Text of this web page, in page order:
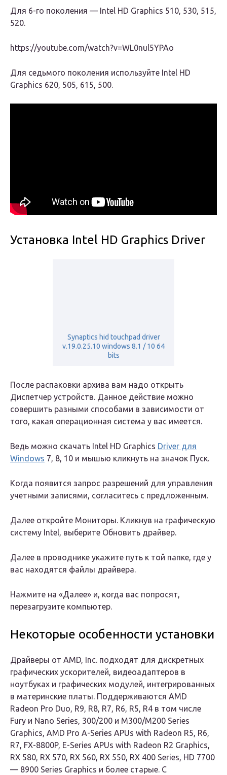
Для 6-го поколения — Intel HD Graphics 510, 530, 515,
520.
https://youtube.com/watch?v=WL0nul5YPAo
Для седьмого поколения используйте Intel HD
Graphics 620, 505, 615, 500.
Установка Intel HD Graphics Driver
Synaptics hid touchpad driver
v.19.0.25.10 windows 8.1 / 10 64
bits
После распаковки архива вам надо открыть
Диспетчер устройств. Данное действие можно
совершить разными способами в зависимости от
того, какая операционная система у вас имеется.
Ведь можно скачать Intel HD Graphics Driver для
Windows 7, 8, 10 и мышью кликнуть на значок Пуск.
Когда появится запрос разрешений для управления
учетными записями, согласитесь с предложенным.
Далее откройте Мониторы. Кликнув на графическую
систему Intel, выберите Обновить драйвер.
Далее в проводнике укажите путь к той папке, где у
вас находятся файлы драйвера.
Нажмите на «Далее» и, когда вас попросят,
перезагрузите компьютер.
Некоторые особенности установки
Драйверы от AMD, Inc. подходят для дискретных
графических ускорителей, видеоадаптеров в
ноутбуках и графических модулей, интегрированных
в материнские платы. Поддерживаются AMD
Radeon Pro Duo, R9, R8, R7, R6, R5, R4 в том числе
Fury и Nano Series, 300/200 и M300/M200 Series
Graphics, AMD Pro A-Series APUs with Radeon R5, R6,
R7, FX-8800P, E-Series APUs with Radeon R2 Graphics,
RX 580, RX 570, RX 560, RX 550, RX 400 Series, HD 7700
— 8900 Series Graphics и более старые. С